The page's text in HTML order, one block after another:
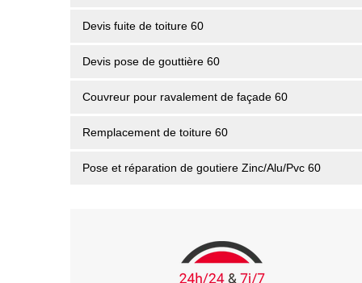
Devis fuite de toiture 60
Devis pose de gouttière 60
Couvreur pour ravalement de façade 60
Remplacement de toiture 60
Pose et réparation de goutiere Zinc/Alu/Pvc 60